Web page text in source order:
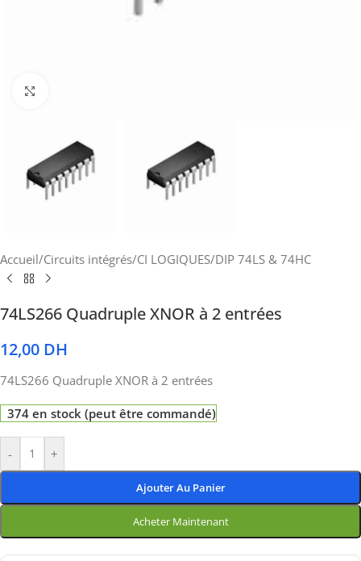
Accueil/Circuits intégrés/CI LOGIQUES/DIP 74LS & 74HC
74LS266 Quadruple XNOR à 2 entrées
12,00 DH
74LS266 Quadruple XNOR à 2 entrées
374 en stock (peut être commandé)
- +
Ajouter Au Panier
Acheter Maintenant